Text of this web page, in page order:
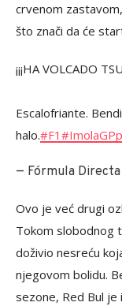
crvenom
što znači da će
¡¡¡HA VOLCADO
Escalofriante.
halo.#F1 #ImolaGP
— Fórmula
Ovo je već drugi
Tokom slobodnog
doživio nesreću
njegovom bolidu.
sezone, Red Bul